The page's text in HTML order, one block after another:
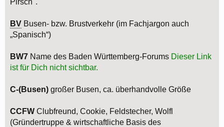
BV Busen- bzw. Brustverkehr (im Fachjargon auch
„Spanisch“)
BW7 Name des Baden Württemberg-Forums Dieser Link
ist für Dich nicht sichtbar.
C-(Busen) großer Busen, ca. überhandvolle Größe
CCFW Clubfreund, Cookie, Feldstecher, Wolfl
(Gründertruppe & wirtschaftliche Basis des